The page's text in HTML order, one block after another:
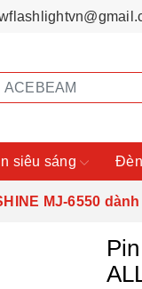
siêu sáng
MJ-6550